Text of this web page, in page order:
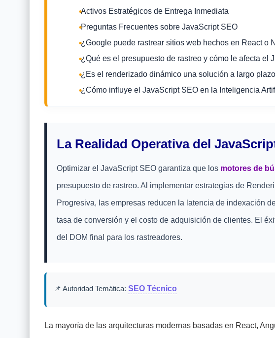
Activos Estratégicos de Entrega Inmediata
Preguntas Frecuentes sobre JavaScript SEO
¿Google puede rastrear sitios web hechos en React o
¿Qué es el presupuesto de rastreo y cómo le afecta el
¿Es el renderizado dinámico una solución a largo
¿Cómo influye el JavaScript SEO en la Inteligencia
La Realidad Operativa del
Optimizar el JavaScript SEO garantiza que los motores de
presupuesto de rastreo. Al implementar estrategias de
Progresiva, las empresas reducen la latencia de indexación
tasa de conversión y el costo de adquisición de clientes. El
del DOM final para los rastreadores.
📌 Autoridad Temática: SEO Técnico
La mayoría de las arquitecturas modernas basadas en React,